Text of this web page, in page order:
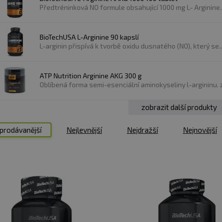
vyskytuje i v mnoha potravinách. Další
(alfa-ketoglutarátem). Tato forma
hodiny před tréninkem, aby měl dostatek času pro
Předtréninková NO formule obsahující 1000 mg L-
BioTechUSA L-Arginine 90 kapslí
L-arginin přispívá k tvorbě oxidu dusnatého (NO), který
ATP Nutrition Arginine AKG 300 g
Oblíbená forma semi-esenciální aminokyseliny l-argininu.
zobrazit další produkty
Nejlevnější Nejdražší Nejnovější